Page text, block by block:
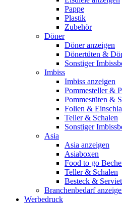
Pappe
Plastik
Zubehör
Döner
Döner anzeigen
Dönertüten &
Sonstiger
Imbiss
Imbiss anzeigen
Pommesteller &
Pommestüten &
Folien &
Teller & Schalen
Sonstiger
Asia
Asia anzeigen
Asiaboxen
Food to go
Teller & Schalen
Besteck &
Branchenbedarf
Werbedruck